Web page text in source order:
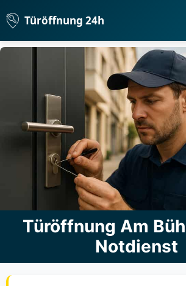
Türöffnung 24h
Türöffnung Am
Notdienst